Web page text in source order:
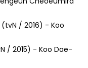
/ 2016) - Koo
/ 2015) - Koo Dae-